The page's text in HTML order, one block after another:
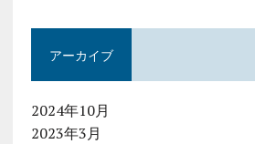
アーカイブ
2024年10月
2023年3月